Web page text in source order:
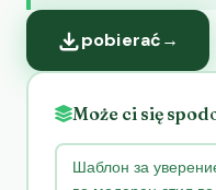
pobierać→
Może ci się
Шаблон за